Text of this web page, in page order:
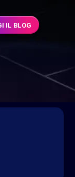
IL BLOG